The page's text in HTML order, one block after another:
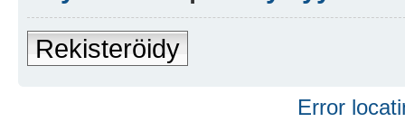
Rekisteröidy
Error